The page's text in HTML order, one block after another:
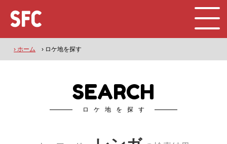
› ホーム › ロケ地を探す
SEARCH
ロケ地を探す